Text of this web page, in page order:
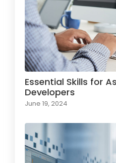
Essential Skills for
Developers
June 19, 2024